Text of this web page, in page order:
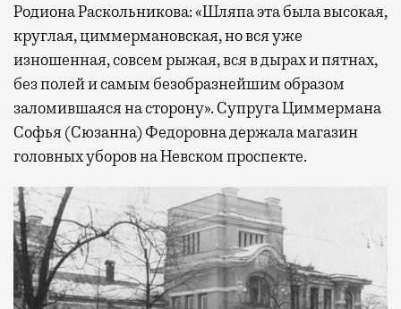
Родиона Раскольникова: «Шляпа эта была высокая,
круглая, циммермановская, но вся уже
изношенная, совсем рыжая, вся в дырах и пятнах,
без полей и самым безобразнейшим образом
заломившаяся на сторону». Супруга Циммермана
Софья (Сюзанна) Федоровна держала магазин
головных уборов на Невском проспекте.